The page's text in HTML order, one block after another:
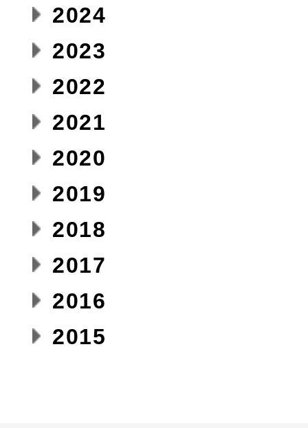
2024
2023
2022
2021
2020
2019
2018
2017
2016
2015